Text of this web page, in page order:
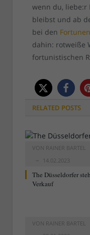
wenn du, liebe:r
bleibst und ab
bei den
dahin: rotweiße
fortunistischen
RELATED POSTS
VON RAINER BARTEL
14.02.2023
The Düsseldorfer
Verkauf
VON RAINER BARTEL